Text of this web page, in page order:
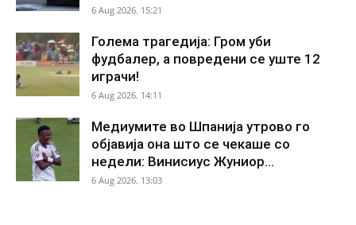
6 Aug 2026. 15:21
Голема трагедија: Гром уби
фудбалер, а повредени се уште 12
играчи!
6 Aug 2026. 14:11
Медиумите во Шпанија утрово го
објавија она што се чекаше со
недели: Винисиус Жуниор...
6 Aug 2026. 13:03